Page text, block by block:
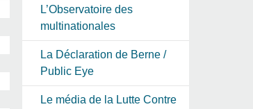
L’Observatoire des
multinationales
La Déclaration de Berne /
Public Eye
Le média de la Lutte Contre